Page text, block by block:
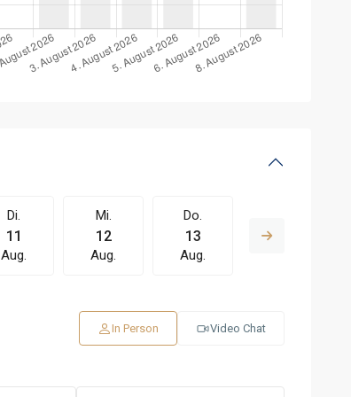
Di.
11
Aug.
Mi.
12
Aug.
Do.
13
Aug.
In Person Video Chat